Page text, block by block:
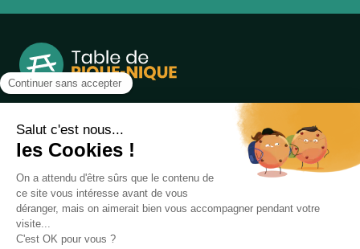
Notre boutique, spécialisée dans la vente de table de
pique-nique et de plein air, est principalement adressée
aux collectvités, aux entreprises privées et publiques et au
associations.
Infos et contact au04 86 84 05 81
Produits